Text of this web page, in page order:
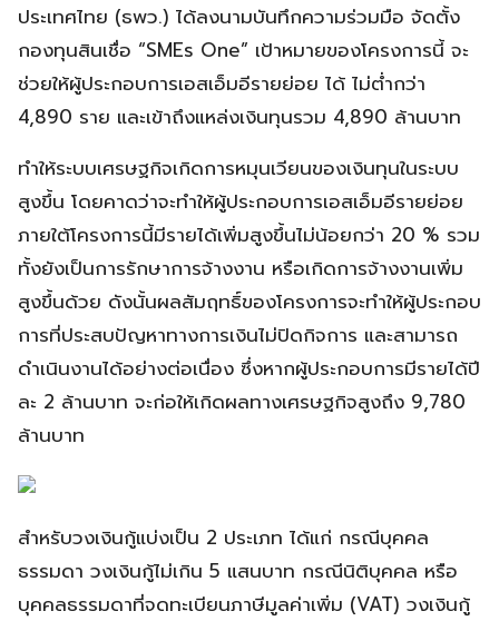
ประเทศไทย (ธพว.) ได้ลงนามบันทึกความร่วมมือ จัดตั้ง
กองทุนสินเชื่อ “SMEs One” เป้าหมายของโครงการนี้ จะ
ช่วยให้ผู้ประกอบการเอสเอ็มอีรายย่อย ได้ ไม่ต่ำกว่า
4,890 ราย และเข้าถึงแหล่งเงินทุนรวม 4,890 ล้านบาท
ทำให้ระบบเศรษฐกิจเกิดการหมุนเวียนของเงินทุนในระบบ
สูงขึ้น โดยคาดว่าจะทำให้ผู้ประกอบการเอสเอ็มอีรายย่อย
ภายใต้โครงการนี้มีรายได้เพิ่มสูงขึ้นไม่น้อยกว่า 20 % รวม
ทั้งยังเป็นการรักษาการจ้างงาน หรือเกิดการจ้างงานเพิ่ม
สูงขึ้นด้วย ดังนั้นผลสัมฤทธิ์ของโครงการจะทำให้ผู้ประกอบ
การที่ประสบปัญหาทางการเงินไม่ปิดกิจการ และสามารถ
ดำเนินงานได้อย่างต่อเนื่อง ซึ่งหากผู้ประกอบการมีรายได้ปี
ละ 2 ล้านบาท จะก่อให้เกิดผลทางเศรษฐกิจสูงถึง 9,780
ล้านบาท
สำหรับวงเงินกู้แบ่งเป็น 2 ประเภท ได้แก่ กรณีบุคคล
ธรรมดา วงเงินกู้ไม่เกิน 5 แสนบาท กรณีนิติบุคคล หรือ
บุคคลธรรมดาที่จดทะเบียนภาษีมูลค่าเพิ่ม (VAT) วงเงินกู้